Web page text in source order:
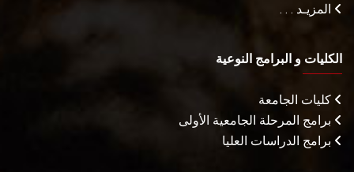
المزيـد . . .
الكليات و البرامج النوعية
كليات الجامعة
برامج المرحلة الجامعية الأولى
برامج الدراسات العليا